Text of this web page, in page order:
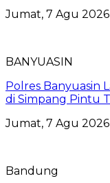
Jumat, 7 Agu 2026
BANYUASIN
Polres Banyuasin
di Simpang Pintu
Jumat, 7 Agu 2026
Bandung